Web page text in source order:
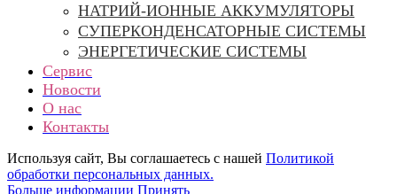
НАТРИЙ-ИОННЫЕ АККУМУЛЯТОРЫ
СУПЕРКОНДЕНСАТОРНЫЕ СИСТЕМЫ
ЭНЕРГЕТИЧЕСКИЕ СИСТЕМЫ
Сервис
Новости
О нас
Контакты
Используя сайт, Вы соглашаетесь с нашей Политикой
обработки персональных данных.
Больше информации Больше
Принять